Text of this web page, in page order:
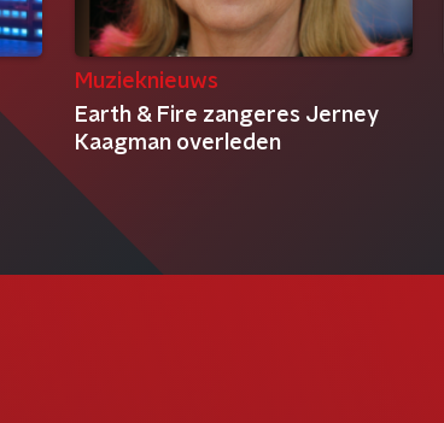
Muzieknieuws
Earth & Fire zangeres Jerney
Kaagman overleden